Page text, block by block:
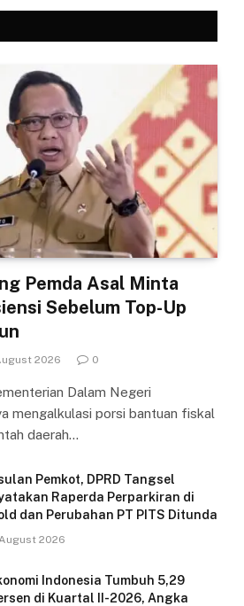
Pemda Asal Minta
Sebelum Top-Up
2026 0
Dalam Negeri
mengalkulasi porsi bantuan fiskal
daerah…
Pemkot, DPRD Tangsel
Raperda Perparkiran di
dan Perubahan PT PITS Ditunda
2026
Indonesia Tumbuh 5,29
di Kuartal II-2026, Angka